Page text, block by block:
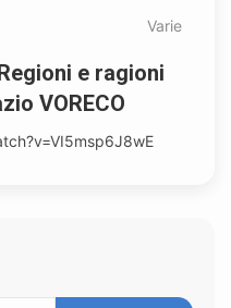
Varie
e ragioni
VORECO